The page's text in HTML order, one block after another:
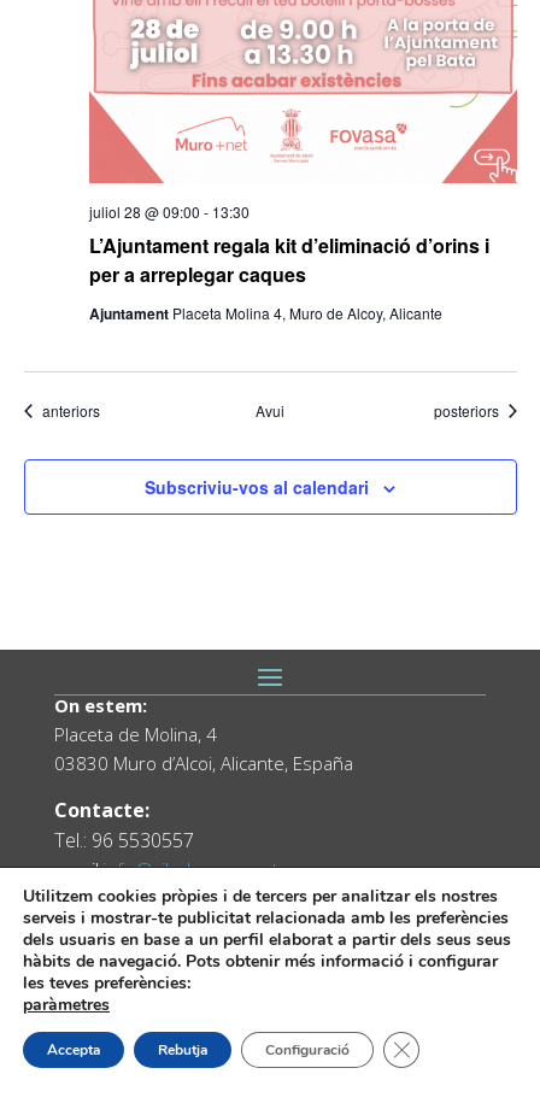
L’Ajuntament regala kit d’eliminació d’orins i
per a arreplegar caques
juliol 28 @ 09:00 - 13:30
Ajuntament Placeta Molina 4, Muro de Alcoy, Alicante
Esdeveniments
anteriors Avui Esdeveniments
posteriors
Subscriviu-vos al calendari
On estem:
Placeta de Molina, 4
03830 Muro d’Alcoi, Alicante, España
Contacte:
Tel.: 96 5530557
email:info@vilademuro.net
Utilitzem cookies pròpies i de tercers per analitzar els nostres
serveis i mostrar-te publicitat relacionada amb les preferències
dels usuaris en base a un perfil elaborat a partir dels seus seus
hàbits de navegació. Pots obtenir més informació i configurar
les teves preferències:
paràmetres
Accepta Rebutja Configuració Tanca el bàner de